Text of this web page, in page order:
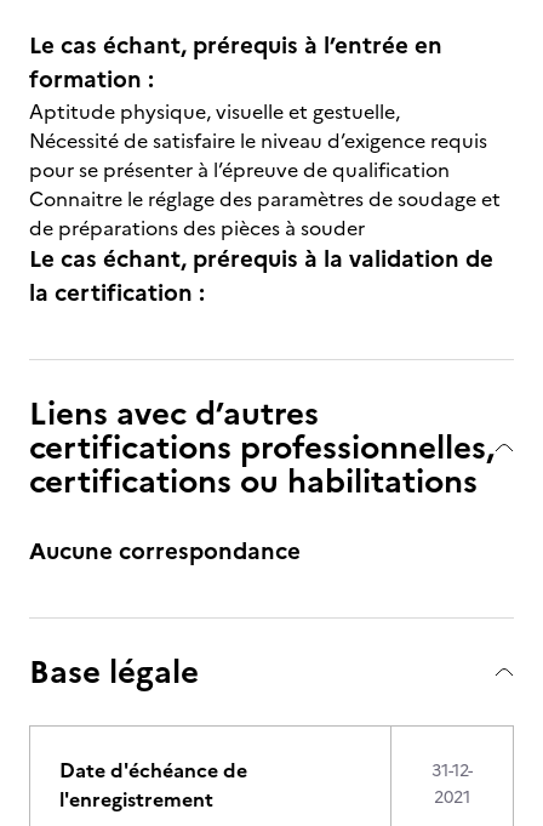
Le cas échant, prérequis à l’entrée en
formation :
Aptitude physique, visuelle et gestuelle,
Nécessité de satisfaire le niveau d’exigence requis
pour se présenter à l’épreuve de qualification
Connaitre le réglage des paramètres de soudage et
de préparations des pièces à souder
Le cas échant, prérequis à la validation de
la certification :
Liens avec d’autres
certifications professionnelles,
certifications ou habilitations
Aucune correspondance
Base légale
Date d'échéance de
l'enregistrement
31-12-
2021